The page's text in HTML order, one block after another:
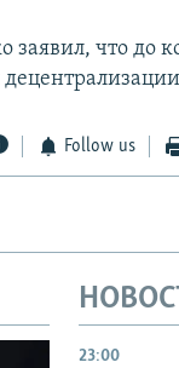
что до
Follow us
23:00